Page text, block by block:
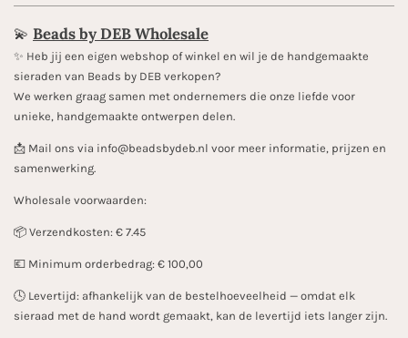
💫 Beads by DEB Wholesale
✨️ Heb jij een eigen webshop of winkel en wil je de handgemaakte
sieraden van Beads by DEB verkopen?
We werken graag samen met ondernemers die onze liefde voor
unieke, handgemaakte ontwerpen delen.
📩 Mail ons via info@beadsbydeb.nl voor meer informatie, prijzen en
samenwerking.
Wholesale voorwaarden:
📦 Verzendkosten: € 7.45
💶 Minimum orderbedrag: € 100,00
🕓 Levertijd: afhankelijk van de bestelhoeveelheid — omdat elk
sieraad met de hand wordt gemaakt, kan de levertijd iets langer zijn.